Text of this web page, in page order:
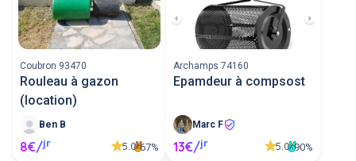
Coubron 93470
Rouleau à gazon
(location)
Ben B
8€/jr 5.0 67%
Archamps 74160
Epamdeur à compsost
Marc F
13€/jr 5.0 90%